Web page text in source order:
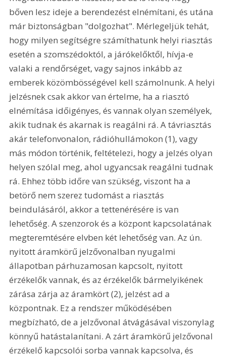
bőven lesz ideje a berendezést elnémítani, és utána
már biztonságban "dolgozhat". Mérlegeljük tehát,
hogy milyen segítségre számíthatunk helyi riasztás
esetén a szomszédoktól, a járókelőktől, hívja-e
valaki a rendőrséget, vagy sajnos inkább az
emberek közömbösségével kell számolnunk. A helyi
jelzésnek csak akkor van értelme, ha a riasztó
elnémítása időigényes, és vannak olyan személyek,
akik tudnak és akarnak is reagálni rá. A távriasztás
akár telefonvonalon, rádióhullámokon (1), vagy
más módon történik, feltételezi, hogy a jelzés olyan
helyen szólal meg, ahol ugyancsak reagálni tudnak
rá. Ehhez több időre van szükség, viszont ha a
betörő nem szerez tudomást a riasztás
beindulásáról, akkor a tettenérésére is van
lehetőség. A szenzorok és a központ kapcsolatának
megteremtésére elvben két lehetőség van. Az ún.
nyitott áramkörű jelzővonalban nyugalmi
állapotban párhuzamosan kapcsolt, nyitott
érzékelők vannak, és az érzékelők bármelyikének
zárása zárja az áramkört (2), jelzést ad a
központnak. Ez a rendszer működésében
megbízható, de a jelzővonal átvágásával viszonylag
könnyű hatástalanítani. A zárt áramkörű jelzővonal
érzékelő kapcsolói sorba vannak kapcsolva, és